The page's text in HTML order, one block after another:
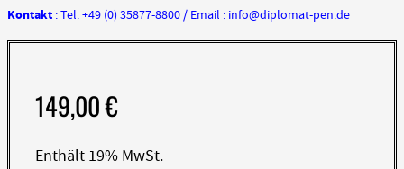
Kontakt : Tel. +49 (0) 35877-8800 / Email : info@diplomat-pen.de
149,00€
Enthält 19% MwSt.